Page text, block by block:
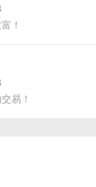
！
易！